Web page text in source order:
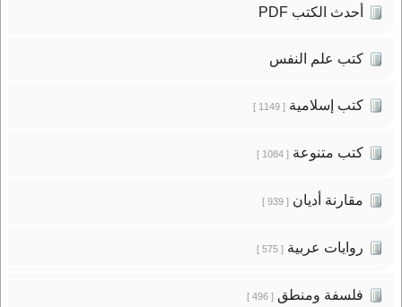
أحدث الكتب PDF
كتب علم النفس
كتب إسلامية[ 1149 ]
كتب متنوعة[ 1084 ]
مقارنة أديان[ 939 ]
روايات عربية[ 575 ]
فلسفة ومنطق[ 496 ]